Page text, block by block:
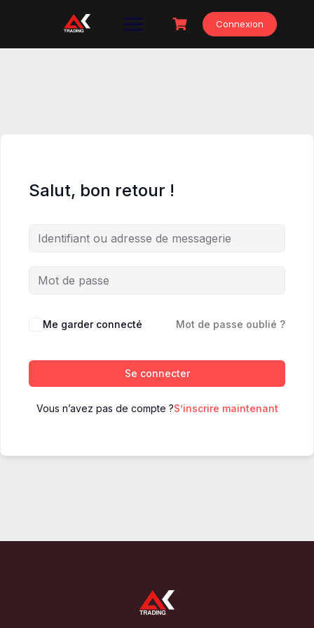
Connexion
Salut, bon retour !
Me garder connecté Mot de passe oublié ?
Se connecter
Vous n’avez pas de compte ?S’inscrire maintenant